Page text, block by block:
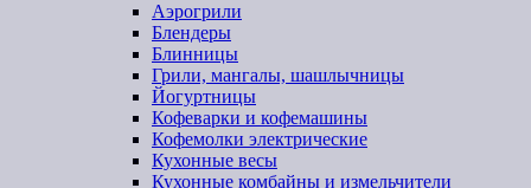
Аэрогрили
Блендеры
Блинницы
Грили, мангалы, шашлычницы
Йогуртницы
Кофеварки и кофемашины
Кофемолки электрические
Кухонные весы
Кухонные комбайны и измельчители